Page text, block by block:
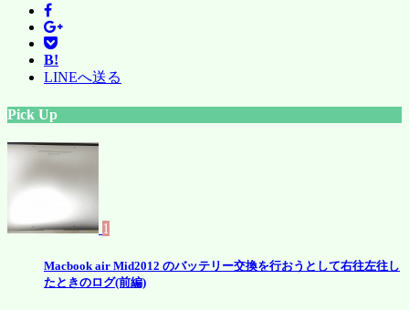
B!
LINEへ送る
Pick Up
1
Macbook air Mid2012 のバッテリー交換を行おうとして右往左往し
たときのログ(前編)